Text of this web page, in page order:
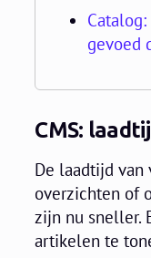
gevoed
CMS:
De laadtijd
overzichten of
zijn nu sneller.
artikelen te